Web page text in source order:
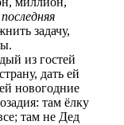
задачу,
из гостей
дать ей
новогодние
там ёлку
там не Дед